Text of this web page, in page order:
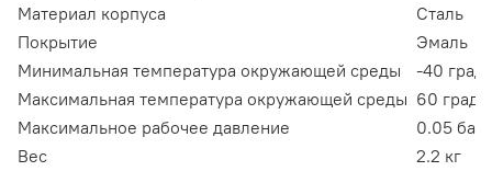
Материал корпуса
Сталь
Покрытие
Эмаль
Минимальная температура окружающей среды
-40 град.
Максимальная температура окружающей среды 60 град.
Максимальное рабочее давление
0.05 бар
Вес
2.2 кг